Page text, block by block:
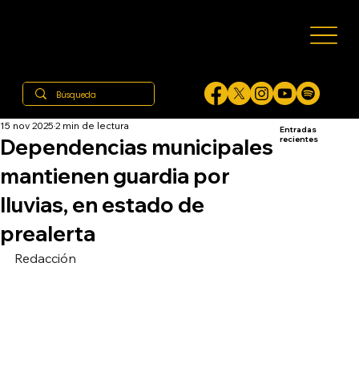
Dependencias municipales
mantienen guardia por
lluvias, en estado de
prealerta
15 nov 2025 2 min de lectura
Redacción
Entradas
recientes